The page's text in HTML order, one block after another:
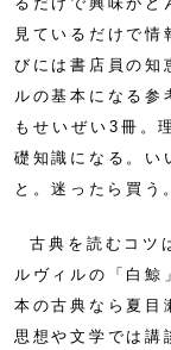
見ているだけで情
びには書店員の知
ルの基本になる参
もせいぜい3冊。
礎知識になる。い
と。迷ったら買う
古典を読むコツ
ルヴィルの「白鯨
本の古典なら夏目
思想や文学では講